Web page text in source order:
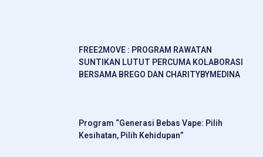
FREE2MOVE : PROGRAM RAWATAN
SUNTIKAN LUTUT PERCUMA KOLABORASI
BERSAMA BREGO DAN CHARITYBYMEDINA
Program “Generasi Bebas Vape: Pilih
Kesihatan, Pilih Kehidupan”